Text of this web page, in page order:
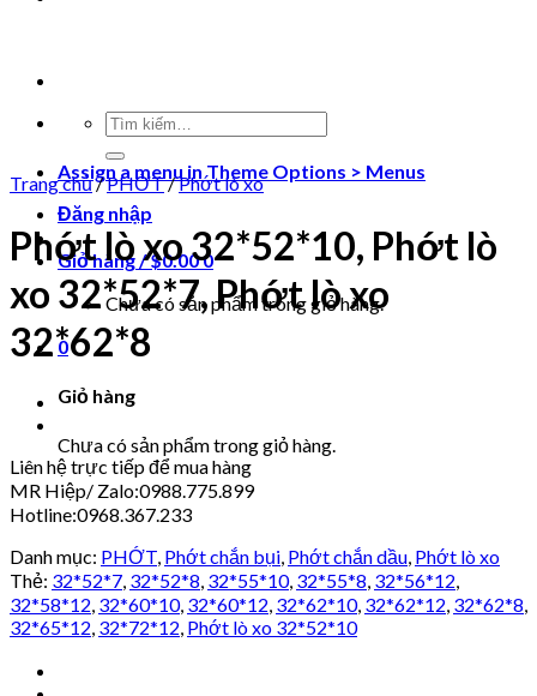
Tìm
kiếm:
Assign a menu in Theme Options > Menus
Đăng nhập
Giỏ hàng /$0.000
Chưa có sản phẩm trong giỏ hàng.
0
Giỏ hàng
Chưa có sản phẩm trong giỏ hàng.
Trang chủ/PHỚT/Phớt lò xo
Phớt lò xo 32*52*10, Phớt lò
xo 32*52*7, Phớt lò xo
32*62*8
Liên hệ trực tiếp để mua hàng
MR Hiệp/ Zalo:0988.775.899
Hotline:0968.367.233
Danh mục: PHỚT, Phớt chắn bụi, Phớt chắn dầu, Phớt lò xo
Thẻ: 32*52*7, 32*52*8, 32*55*10, 32*55*8, 32*56*12,
32*58*12, 32*60*10, 32*60*12, 32*62*10, 32*62*12, 32*62*8,
32*65*12, 32*72*12, Phớt lò xo 32*52*10